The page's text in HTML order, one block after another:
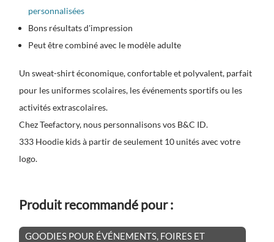
personnalisées
Bons résultats d'impression
Peut être combiné avec le modèle adulte
Un sweat-shirt économique, confortable et polyvalent, parfait
pour les uniformes scolaires, les événements sportifs ou les
activités extrascolaires.
Chez Teefactory, nous personnalisons vos B&C ID.
333 Hoodie kids à partir de seulement 10 unités avec votre
logo.
Produit recommandé pour :
GOODIES POUR ÉVÉNEMENTS, FOIRES ET